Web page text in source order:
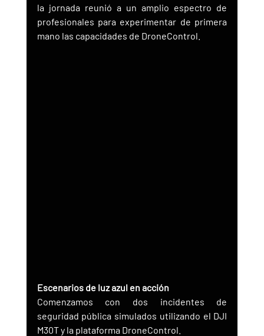
la jornada reunió a un amplio espectro de
profesionales para experimentar de primera
mano las capacidades de DroneControl.
Escenarios de luz azul en acción
Comenzamos con dos incidentes de
seguridad pública simulados utilizando el DJI
M30T y la plataforma DroneControl.